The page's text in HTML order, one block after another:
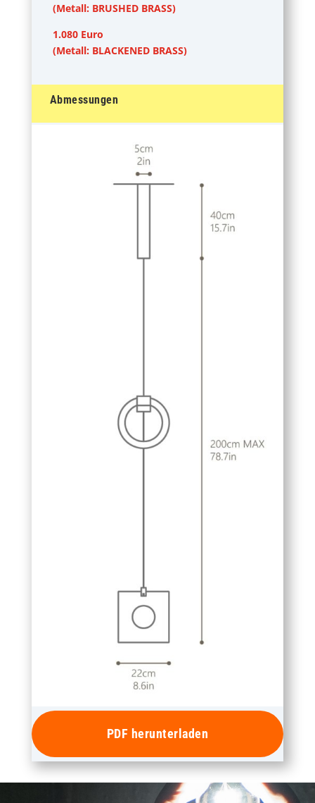
(Metall: BRUSHED BRASS)
1.080 Euro
(Metall: BLACKENED BRASS)
Abmessungen
PDF herunterladen